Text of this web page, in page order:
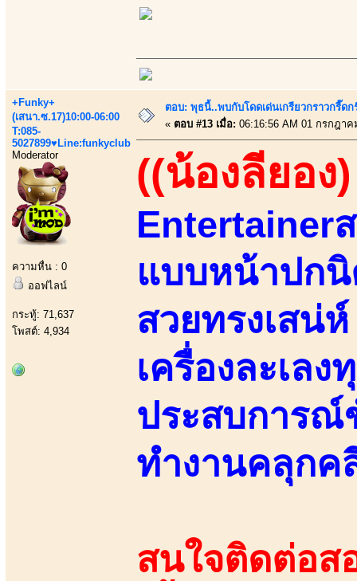
+Funky+
(เสนา.ซ.17)10:00-06:00
T:085-
5027899♥Line:funkyclub
Moderator
ความหื่น : 0
ออฟไลน์
กระทู้: 71,637
โพสต์: 4,934
ตอบ: พุธนี้..พบกับโดดเด่นเกรียวกราวกรี๊
« ตอบ #13 เมื่อ: 06:16:56 AM 01 กรกฎาค
((น้องลียอง)
Entertainer
แบบหน้าปก
สวยทรงเสน่
เครื่องละเล
ประสบการณ์
ทำงานคลุกค
สนใจติดต่อส